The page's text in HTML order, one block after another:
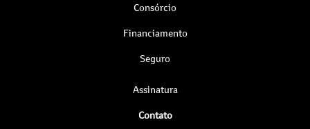
Consórcio
Financiamento
Seguro
Assinatura
Contato